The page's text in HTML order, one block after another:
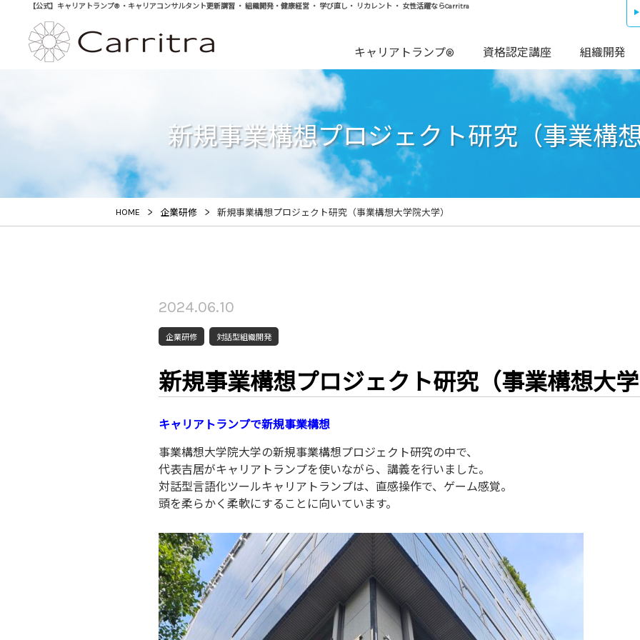
【公式】キャリアトランプ® ・キャリアコンサルタント更新講習 ・ 組織開発・健康経営 ・ 学び直し・ リカレント ・ 女性活躍ならCarritra
キャリアトランプ® 資格認定講座 組織開発
新規事業構想プロジェクト研究（事業構
HOME > 企業研修 > 新規事業構想プロジェクト研究（事業構想大学院大学）
2024.06.10
企業研修 対話型組織開発
新規事業構想プロジェクト研究（事業構想大
キャリアトランプで新規事業構想
事業構想大学院大学の新規事業構想プロジェクト研究の中で、
代表吉居がキャリアトランプを使いながら、講義を行いました。
対話型言語化ツールキャリアトランプは、直感操作で、ゲーム感覚。
頭を柔らかく柔軟にすることに向いています。